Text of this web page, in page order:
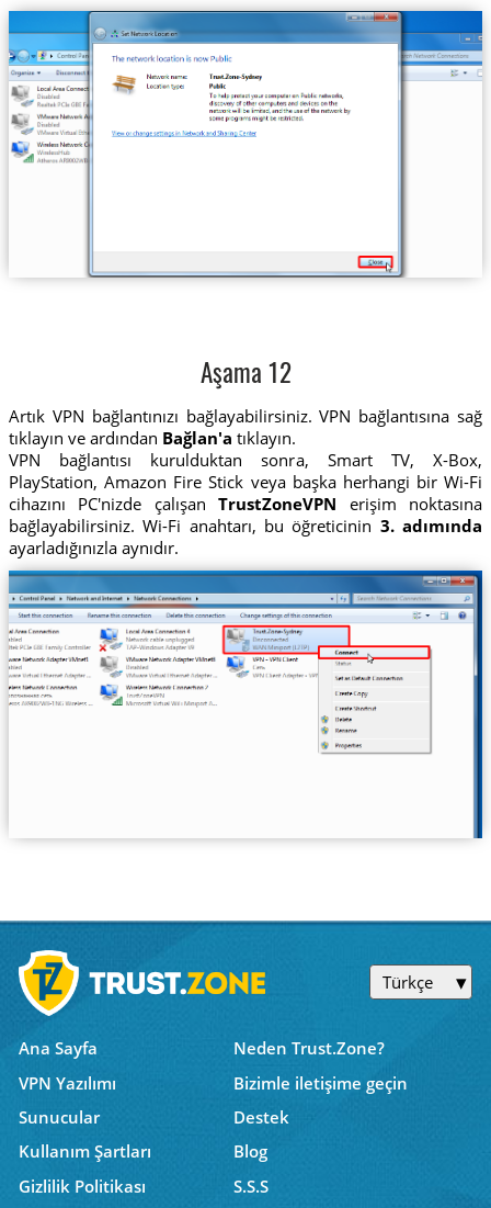
Aşama 12
Artık VPN bağlantınızı bağlayabilirsiniz. VPN bağlantısına sağ
tıklayın ve ardından Bağlan'a tıklayın.
VPN bağlantısı kurulduktan sonra, Smart TV, X-Box,
PlayStation, Amazon Fire Stick veya başka herhangi bir Wi-Fi
cihazını PC'nizde çalışanTrustZoneVPN erişim noktasına
bağlayabilirsiniz. Wi-Fi anahtarı, bu öğreticinin 3. adımında
ayarladığınızla aynıdır.
Türkçe
Ana Sayfa
Neden Trust.Zone?
VPN Yazılımı
Bizimle iletişime geçin
Sunucular
Destek
Kullanım Şartları
Blog
Gizlilik Politikası
S.S.S